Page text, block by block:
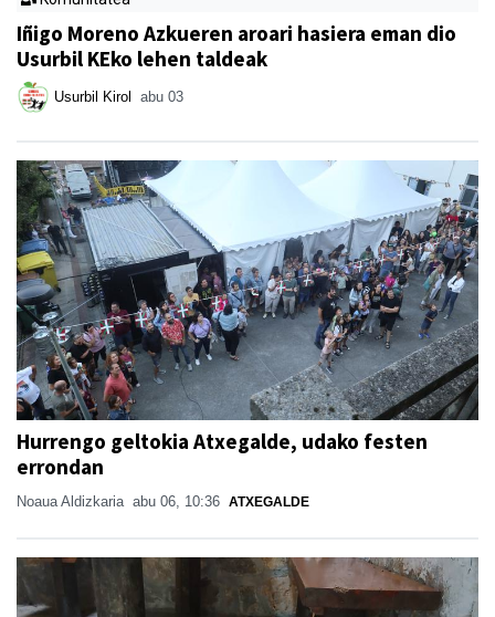
Iñigo Moreno Azkueren aroari hasiera eman dio
Usurbil KEko lehen taldeak
Usurbil Kirol abu 03
Hurrengo geltokia Atxegalde, udako festen
errondan
Noaua Aldizkaria abu 06, 10:36 ATXEGALDE